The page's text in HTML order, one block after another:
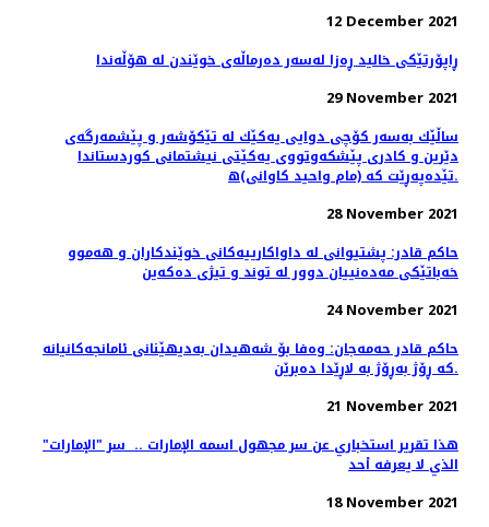
12 December 2021
ڕاپۆرتێکی خالید ڕەزا لەسەر دەرماڵەی خوێندن لە هۆڵەندا
29 November 2021
ساڵێك به‌سه‌ر كۆچی دوایی یه‌كێك له‌ تێكۆشه‌ر‌ و پێشمه‌رگه‌ی
دێرین و كادری پێشكه‌وتووی یه‌كێتی نیشتمانی كوردستاندا
تێده‌په‌ڕێت كه‌ (مام واحید كاوانی)ه‌.
28 November 2021
حاكم قادر: پشتیوانی لە داواكارییەكانی خوێندكاران و ھەموو
خەباتێكی مەدەنییان دوور لە توند و تیژی دەكەین
24 November 2021
حاکم قادر حەمەجان: وەفا بۆ شەهیدان بەدیهێنانی ئامانجەکانیانە
کە ڕۆژ بەڕۆژ بە لاڕێدا دەبرێن.
21 November 2021
هذا تقرير استخباري عن سر مجهول اسمه الإمارات .. ‏ سر "الإمارات"
الذي لا يعرفه أحد
18 November 2021